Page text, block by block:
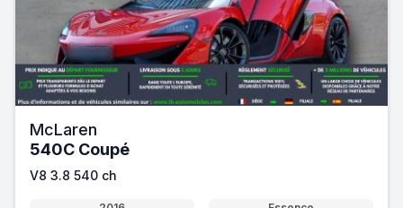
McLaren
540C Coupé
V8 3.8 540 ch